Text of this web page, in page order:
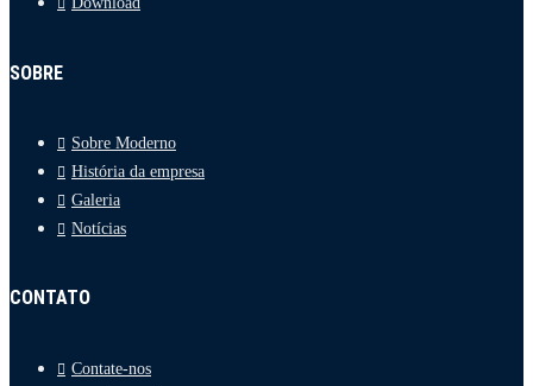
SOBRE
Sobre Moderno
História da empresa
Galeria
Notícias
CONTATO
Contate-nos